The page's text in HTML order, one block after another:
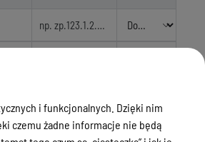
z
i funkcjonalnych. Dzięki nim
czemu żadne informacje nie będą